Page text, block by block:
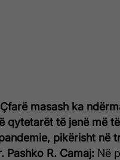
masash ka
qytetarët të jenë më
pikërisht në
Pashko R. Camaj: Në